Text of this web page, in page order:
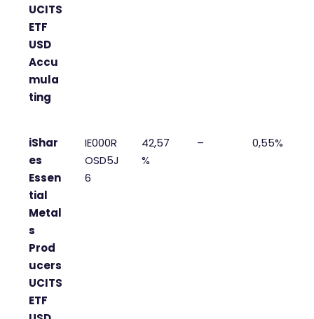
UCITS
ETF
USD
Accu
mula
ting
iShar
es
Essen
tial
Metal
s
Prod
ucers
UCITS
ETF
IE000R
OSD5J
6
42,57
%
– 0,55%